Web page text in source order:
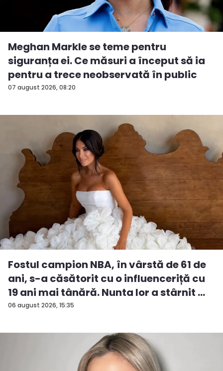
07 august 2026, 08:20
Meghan Markle se teme pentru
siguranța ei. Ce măsuri a început să ia
pentru a trece neobservată în public
06 august 2026, 15:35
Fostul campion NBA, în vârstă de 61 de
ani, s-a căsătorit cu o influenceriță cu
19 ani mai tânără. Nunta lor a stârnit ...